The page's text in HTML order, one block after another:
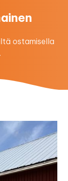
ostamisella